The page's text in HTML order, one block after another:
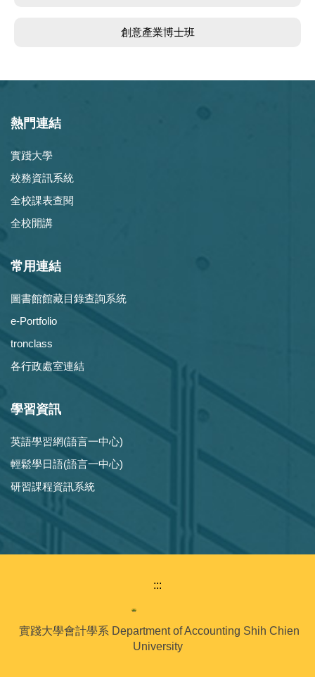
創意產業博士班
熱門連結
實踐大學
校務資訊系統
全校課表查閱
全校開講
常用連結
圖書館館藏目錄查詢系統
e-Portfolio
tronclass
各行政處室連結
學習資訊
英語學習網(語言一中心)
輕鬆學日語(語言一中心)
研習課程資訊系統
:::
實踐大學會計學系 Department of Accounting Shih Chien
University